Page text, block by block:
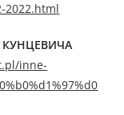
2022.html
inne-